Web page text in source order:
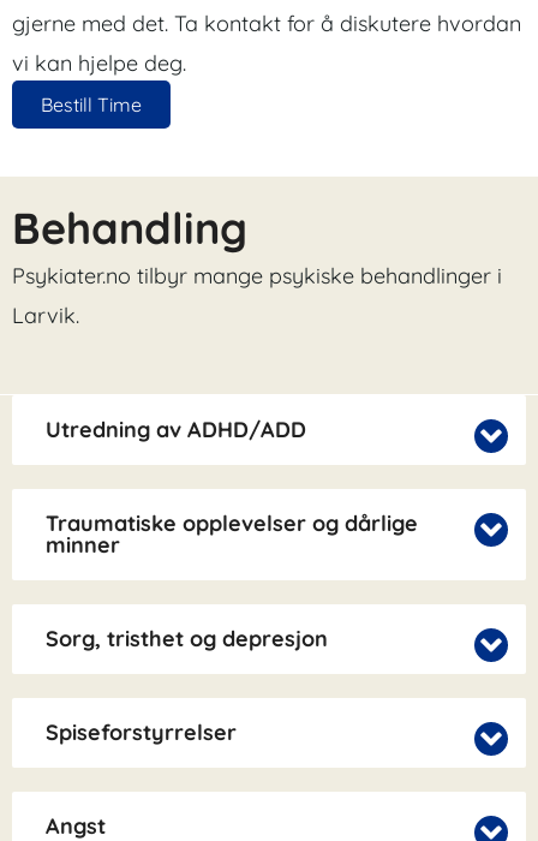
gjerne med det. Ta kontakt for å diskutere hvordan
vi kan hjelpe deg.
Bestill Time
Behandling
Psykiater.no tilbyr mange psykiske behandlinger i
Larvik.
Utredning av ADHD/ADD
Traumatiske opplevelser og dårlige
minner
Sorg, tristhet og depresjon
Spiseforstyrrelser
Angst